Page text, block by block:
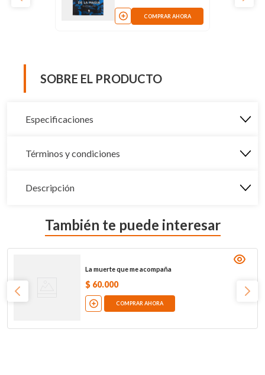
COMPRAR AHORA
SOBRE EL PRODUCTO
Especificaciones
Términos y condiciones
Descripción
También te puede interesar
La muerte que me acompaña
$ 60.000
COMPRAR AHORA